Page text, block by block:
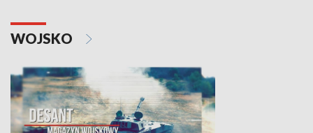
WOJSKO